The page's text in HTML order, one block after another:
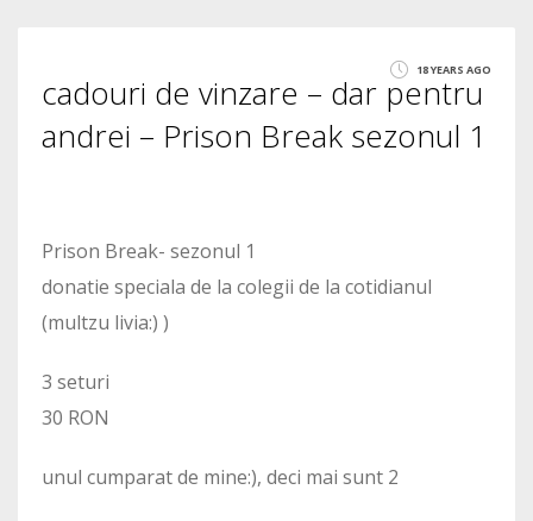
1445
18 YEARS AGO
cadouri de vinzare – dar pentru
andrei – Prison Break sezonul 1
Prison Break- sezonul 1
donatie speciala de la colegii de la cotidianul
(multzu livia:) )
3 seturi
30 RON
unul cumparat de mine:), deci mai sunt 2